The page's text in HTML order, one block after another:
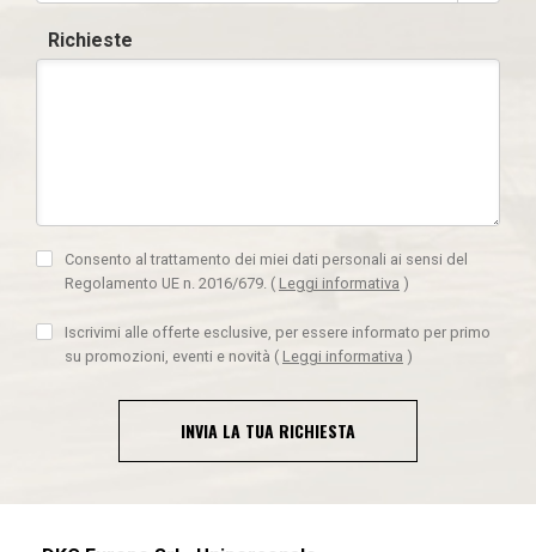
Richieste
Consento al trattamento dei miei dati personali ai sensi del
Regolamento UE n. 2016/679. ( Leggi informativa )
Iscrivimi alle offerte esclusive, per essere informato per primo
su promozioni, eventi e novità ( Leggi informativa )
INVIA LA TUA RICHIESTA